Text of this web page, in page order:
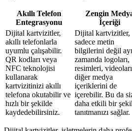
Akıllı Telefon
Entegrasyonu
Zengin
İçeriği
Dijital kartvizitler,
akıllı telefonlarla
uyumlu çalışabilir.
QR kodları veya
NFC teknolojisi
kullanarak
kartvizitinizi akıllı
telefona okutabilir ve
hızlı bir şekilde
kaydedebilirsiniz.
Dijital kartvizitler,
sadece metin
bilgilerini değil
zamanda logoları,
resimleri,
diğer medya
içeriklerini de
içerebilir. Bu da
daha etkili bir
tanıtmanızı sağlar.